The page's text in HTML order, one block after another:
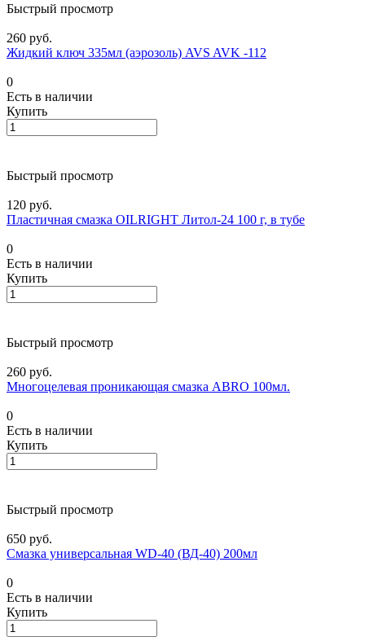
Быстрый просмотр
260 руб.
Жидкий ключ 335мл (аэрозоль) AVS AVK -112
0
Есть в наличии
Купить
Быстрый просмотр
120 руб.
Пластичная смазка OILRIGHT Литол-24 100 г, в тубе
0
Есть в наличии
Купить
Быстрый просмотр
260 руб.
Многоцелевая проникающая смазка ABRO 100мл.
0
Есть в наличии
Купить
Быстрый просмотр
650 руб.
Смазка универсальная WD-40 (ВД-40) 200мл
0
Есть в наличии
Купить